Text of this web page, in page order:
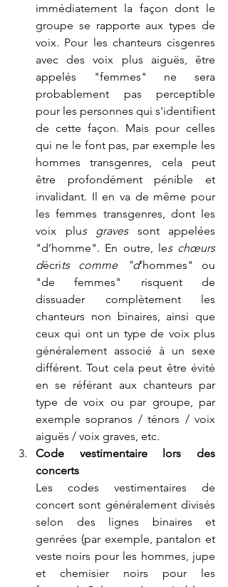
immédiatement la façon dont le
groupe se rapporte aux types de
voix. Pour les chanteurs cisgenres
avec des voix plus aiguës, être
appelés "femmes" ne sera
probablement pas perceptible
pour les personnes qui s'identifient
de cette façon. Mais pour celles
qui ne le font pas, par exemple les
hommes transgenres, cela peut
être profondément pénible et
invalidant. Il en va de même pour
les femmes transgenres, dont les
voix plus graves sont appelées
"d’homme". En outre, les chœurs
décrits comme "d’hommes" ou
"de femmes" risquent de
dissuader complètement les
chanteurs non binaires, ainsi que
ceux qui ont un type de voix plus
généralement associé à un sexe
différent. Tout cela peut être évité
en se référant aux chanteurs par
type de voix ou par groupe, par
exemple sopranos / ténors / voix
aiguës / voix graves, etc.
Code vestimentaire lors des
concerts
Les codes vestimentaires de
concert sont généralement divisés
selon des lignes binaires et
genrées (par exemple, pantalon et
veste noirs pour les hommes, jupe
et chemisier noirs pour les